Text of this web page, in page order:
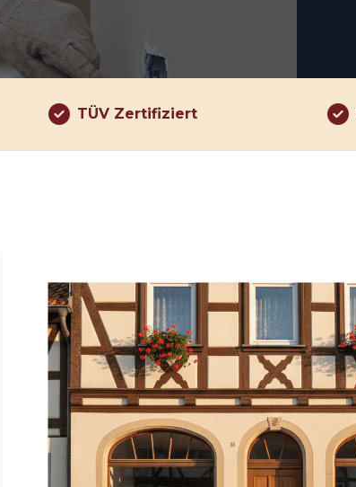
TÜV Zertifiziert